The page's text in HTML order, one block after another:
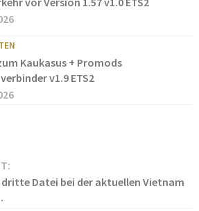
Kaukasus + Promods
v1.9 ETS2
dritte Datei bei der aktuellen Vietnam